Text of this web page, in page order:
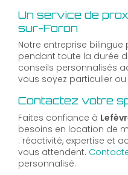
Un service de
sur-Foron
Notre entreprise bilingue
pendant toute la durée
conseils personnalisés
vous soyez particulier
Contactez votre
Faites confiance à
besoins en location de
: réactivité, expertise et
vous attendent.
personnalisé.